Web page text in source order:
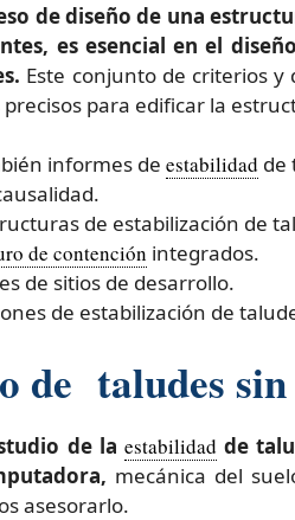
de diseño de una
es esencial en el
Este conjunto de criterios
para edificar la
informes de estabilidad de
de estabilización de
de contención integrados.
de sitios de desarrollo.
de estabilización de
de taludes
de la estabilidad de
mecánica del
asesorarlo.